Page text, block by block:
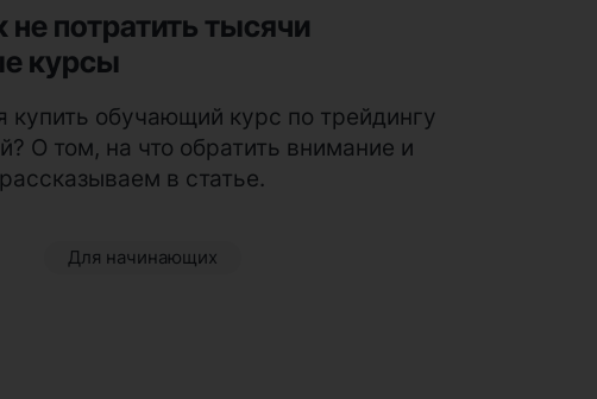
потратить тысячи
курсы
обучающий курс по трейдингу
О том, на что обратить внимание и
в статье.
Для начинающих